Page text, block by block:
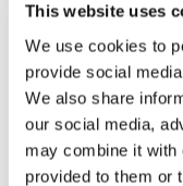
This website uses
We use cookies to
provide social
We also share
our social media,
may combine it with
provided to them or
Últimas
a la UE con
Su dirección de
campos